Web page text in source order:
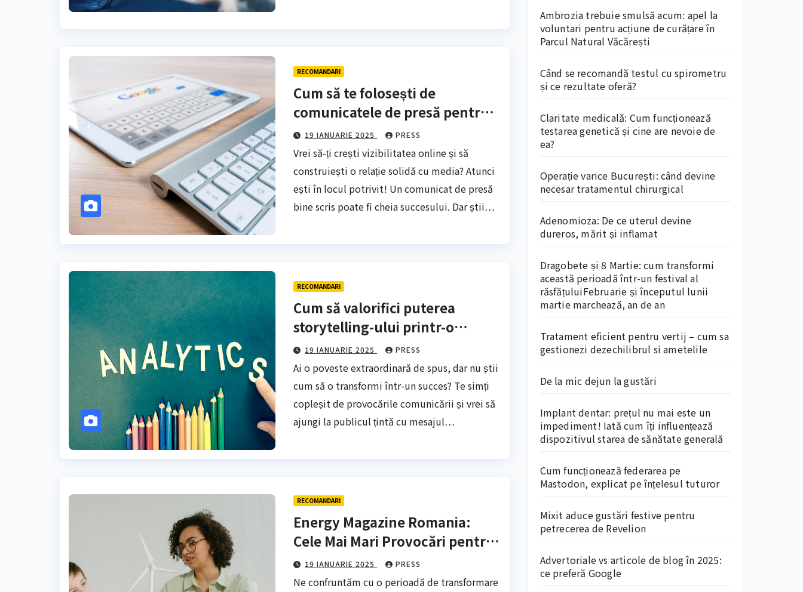
RECOMANDARI
Cum să te folosești de
comunicatele de presă pentru a
construi relații media
19 IANUARIE 2025 PRESS
Vrei să-ți crești vizibilitatea online și să
construiești o relație solidă cu media? Atunci
ești în locul potrivit! Un comunicat de presă
bine scris poate fi cheia succesului. Dar știi…
RECOMANDARI
Cum să valorifici puterea
storytelling-ului printr-o
agenție PR
19 IANUARIE 2025 PRESS
Ai o poveste extraordinară de spus, dar nu știi
cum să o transformi într-un succes? Te simți
copleșit de provocările comunicării și vrei să
ajungi la publicul țintă cu mesajul…
RECOMANDARI
Energy Magazine Romania:
Cele Mai Mari Provocări pentru
Energie în 2025
19 IANUARIE 2025 PRESS
Ne confruntăm cu o perioadă de transformare
Ambrozia trebuie smulsă acum: apel la
voluntari pentru acțiune de curățare în
Parcul Natural Văcărești
Când se recomandă testul cu spirometru
și ce rezultate oferă?
Claritate medicală: Cum funcționează
testarea genetică și cine are nevoie de
ea?
Operație varice București: când devine
necesar tratamentul chirurgical
Adenomioza: De ce uterul devine
dureros, mărit și inflamat
Dragobete și 8 Martie: cum transformi
această perioadă într-un festival al
răsfățuluiFebruarie și începutul lunii
martie marchează, an de an
Tratament eficient pentru vertij – cum sa
gestionezi dezechilibrul si ametelile
De la mic dejun la gustări
Implant dentar: prețul nu mai este un
impediment! Iată cum îți influențează
dispozitivul starea de sănătate generală
Cum funcționează federarea pe
Mastodon, explicat pe înțelesul tuturor
Mixit aduce gustări festive pentru
petrecerea de Revelion
Advertoriale vs articole de blog în 2025:
ce preferă Google